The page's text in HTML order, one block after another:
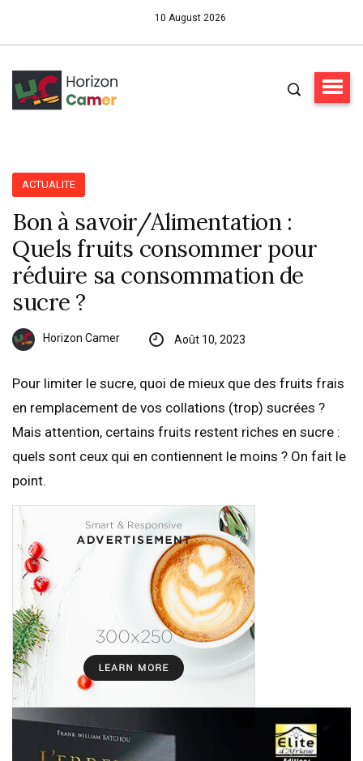
10 August 2026
ACTUALITE
Bon à savoir/Alimentation :
Quels fruits consommer pour
réduire sa consommation de
sucre ?
Horizon Camer Août 10, 2023
Pour limiter le sucre, quoi de mieux que des fruits frais
en remplacement de vos collations (trop) sucrées ?
Mais attention, certains fruits restent riches en sucre :
quels sont ceux qui en contiennent le moins ? On fait le
point.